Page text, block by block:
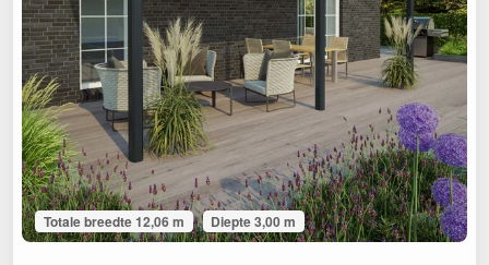
Totale breedte 12,06 m Diepte 3,00 m